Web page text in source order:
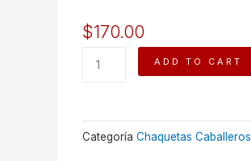
$170.00
ADD TO CART
Categoría Chaquetas Caballeros